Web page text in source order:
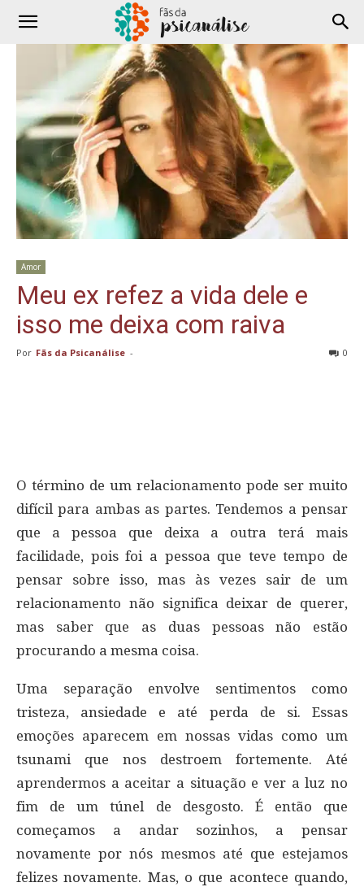
Amor
Meu ex refez a vida dele e
isso me deixa com raiva
Por Fãs da Psicanálise - 0
O término de um relacionamento pode ser muito
difícil para ambas as partes. Tendemos a pensar
que a pessoa que deixa a outra terá mais
facilidade, pois foi a pessoa que teve tempo de
pensar sobre isso, mas às vezes sair de um
relacionamento não significa deixar de querer,
mas saber que as duas pessoas não estão
procurando a mesma coisa.
Uma separação envolve sentimentos como
tristeza, ansiedade e até perda de si. Essas
emoções aparecem em nossas vidas como um
tsunami que nos destroem fortemente. Até
aprendermos a aceitar a situação e ver a luz no
fim de um túnel de desgosto. É então que
começamos a andar sozinhos, a pensar
novamente por nós mesmos até que estejamos
felizes novamente. Mas, o que acontece quando,